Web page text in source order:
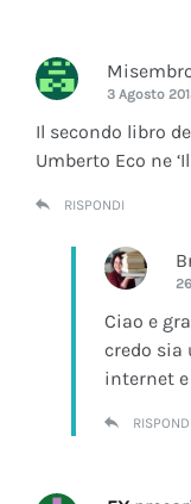
3 Agosto
Il secondo libro
Umberto Eco ne
RISPONDI
Ciao e
credo sia
internet
RISPONDI